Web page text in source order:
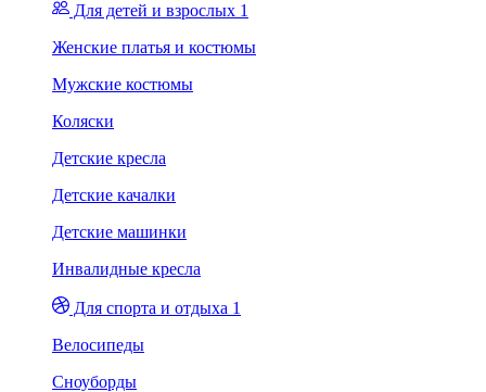
Для детей и взрослых 1
Женские платья и костюмы
Мужские костюмы
Коляски
Детские кресла
Детские качалки
Детские машинки
Инвалидные кресла
Для спорта и отдыха 1
Велосипеды
Сноуборды